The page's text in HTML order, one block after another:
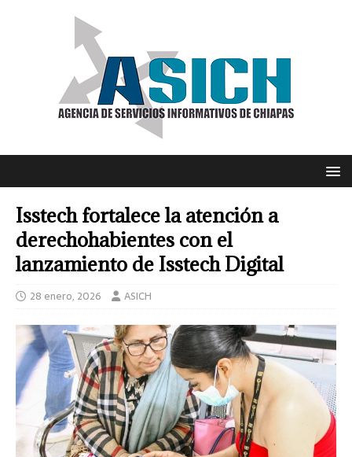
Isstech fortalece la atención a
derechohabientes con el
lanzamiento de Isstech Digital
28 enero, 2026 ASICH